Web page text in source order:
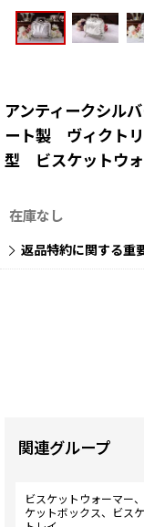
アンティークシル
ート製 ヴィクト
型 ビスケットウ
在庫なし
返品特約に関する重
関連グループ
ビスケットウォーマー
ケットボックス、ビス